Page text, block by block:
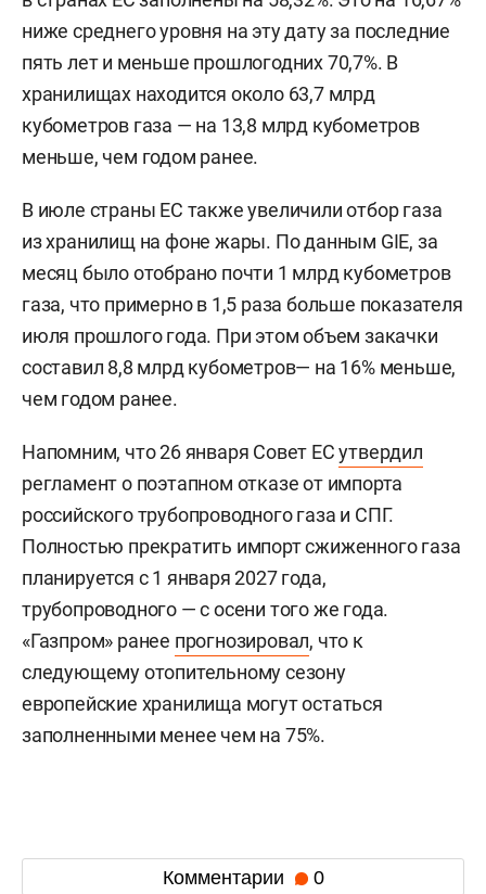
ниже среднего уровня на эту дату за последние
пять лет и меньше прошлогодних 70,7%. В
хранилищах находится около 63,7 млрд
кубометров газа — на 13,8 млрд кубометров
меньше, чем годом ранее.
В июле страны ЕС также увеличили отбор газа
из хранилищ на фоне жары. По данным GIE, за
месяц было отобрано почти 1 млрд кубометров
газа, что примерно в 1,5 раза больше показателя
июля прошлого года. При этом объем закачки
составил 8,8 млрд кубометров— на 16% меньше,
чем годом ранее.
Напомним, что 26 января Совет ЕСутвердил
регламент о поэтапном отказе от импорта
российского трубопроводного газа и СПГ.
Полностью прекратить импорт сжиженного газа
планируется с 1 января 2027 года,
трубопроводного — с осени того же года.
«Газпром» ранее прогнозировал, что к
следующему отопительному сезону
европейские хранилища могут остаться
заполненными менее чем на 75%.
Комментарии 0